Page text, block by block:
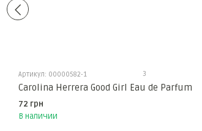
Артикул: 00000582-1 3
Carolina Herrera Good Girl Eau de Parfum
72 грн
В наличии